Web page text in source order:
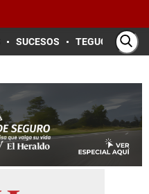
SUCESOS TEGUCIGALPA